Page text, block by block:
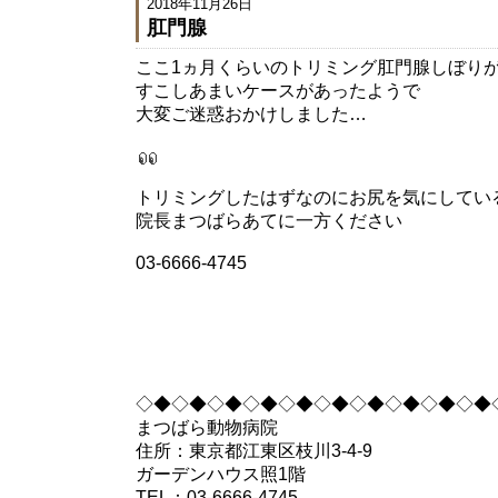
2018年11月26日
肛門腺
ここ1ヵ月くらいのトリミング肛門腺しぼり
すこしあまいケースがあったようで
大変ご迷惑おかけしました…
トリミングしたはずなのにお尻を気にしてい
院長まつばらあてに一方ください
03-6666-4745
まつばら動物病院
住所：東京都江東区枝川3-4-9
ガーデンハウス照1階